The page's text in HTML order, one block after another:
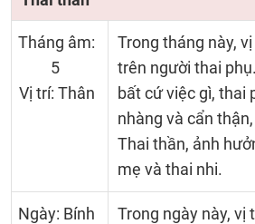
Tháng âm:
5
Vị trí: Thân
Trong tháng này,
trên người thai
bất cứ việc gì, thai
nhàng và cẩn
Thai thần, ảnh
mẹ và thai nhi.
Ngày: Bính
Trong ngày này, vị